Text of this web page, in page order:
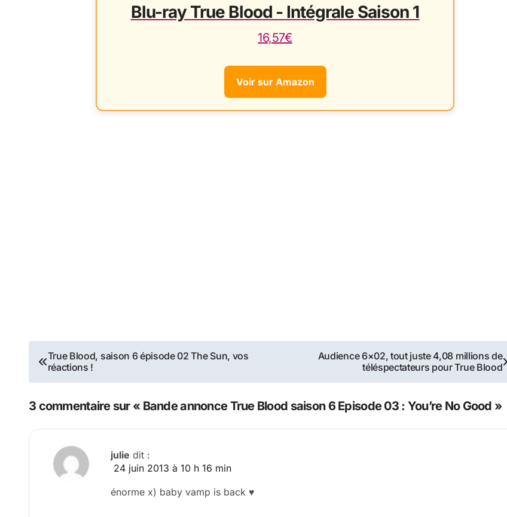
Blu-ray True Blood - Intégrale Saison 1
16,57€
Voir sur Amazon
Navigation
de
l’article
True Blood, saison 6 épisode 02 The Sun, vos
réactions !
Audience 6×02, tout juste 4,08 millions de
téléspectateurs pour True Blood
3 commentaire sur « Bande annonce True Blood saison 6 Episode 03 : You’re No Good »
julie dit :
24 juin 2013 à 10 h 16 min
énorme x) baby vamp is back ♥